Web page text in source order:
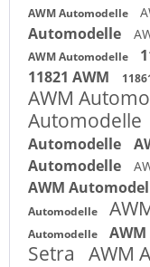
AWM Automodelle
Automodelle
AWM Automodelle
11821 AWM
AWM
Automodelle
Automodelle
Automodelle
AWM
Automodelle
Automodelle
Setra
AWM